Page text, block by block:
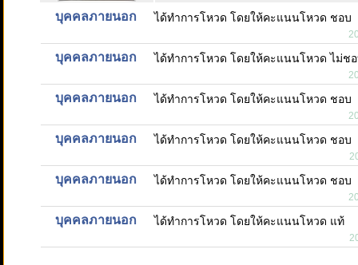
บุคคลภายนอก ได้ทำการโหวด โดยให้คะแนนโหวด ชอบ
บุคคลภายนอก ได้ทำการโหวด โดยให้คะแนนโหวด ไม่ช
บุคคลภายนอก ได้ทำการโหวด โดยให้คะแนนโหวด ชอบ
บุคคลภายนอก ได้ทำการโหวด โดยให้คะแนนโหวด ชอบ
บุคคลภายนอก ได้ทำการโหวด โดยให้คะแนนโหวด ชอบ
บุคคลภายนอก ได้ทำการโหวด โดยให้คะแนนโหวด แท้